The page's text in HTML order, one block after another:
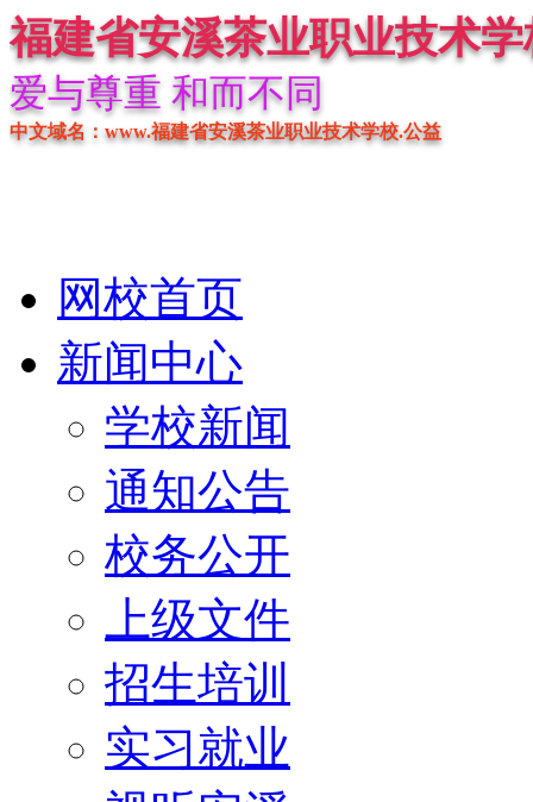
福建省安溪茶业职业技术学
爱与尊重 和而不同
中文域名：www.福建省安溪茶业职业技术学校.公益
网校首页
新闻中心
学校新闻
通知公告
校务公开
上级文件
招生培训
实习就业